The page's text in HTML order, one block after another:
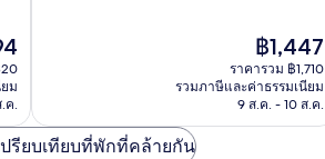
ม
.ค.
ราคา
ปัจจุบัน
คือ
฿1,447
฿1,447
ราคารวม ฿1,710
รวมภาษีและค่าธรรมเนียม
9 ส.ค. - 10 ส.ค.
ปรียบเทียบที่พักที่คล้ายกัน